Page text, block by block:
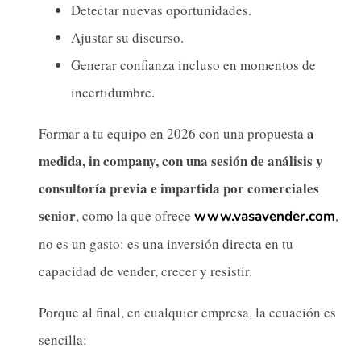
Detectar nuevas oportunidades.
Ajustar su discurso.
Generar confianza incluso en momentos de
incertidumbre.
Formar a tu equipo en 2026 con una propuestaa
medida, in company, con una sesión de análisis y
consultoría previa e impartida por comerciales
senior, como la que ofrece www.vasavender.com,
no es un gasto: es una inversión directa en tu
capacidad de vender, crecer y resistir.
Porque al final, en cualquier empresa, la ecuación es
sencilla: